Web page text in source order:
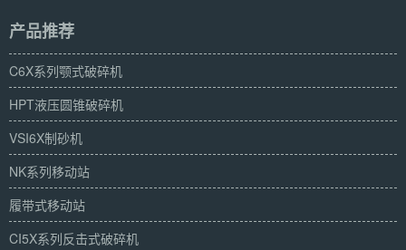
产品推荐
C6X系列颚式破碎机
HPT液压圆锥破碎机
VSI6X制砂机
NK系列移动站
履带式移动站
CI5X系列反击式破碎机